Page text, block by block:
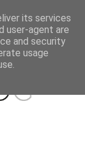
its services
user-agent are
and security
usage